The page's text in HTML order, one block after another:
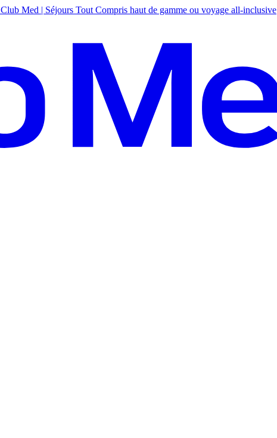
Club Med | Séjours Tout Compris haut de gamme ou voyage all-inclusive